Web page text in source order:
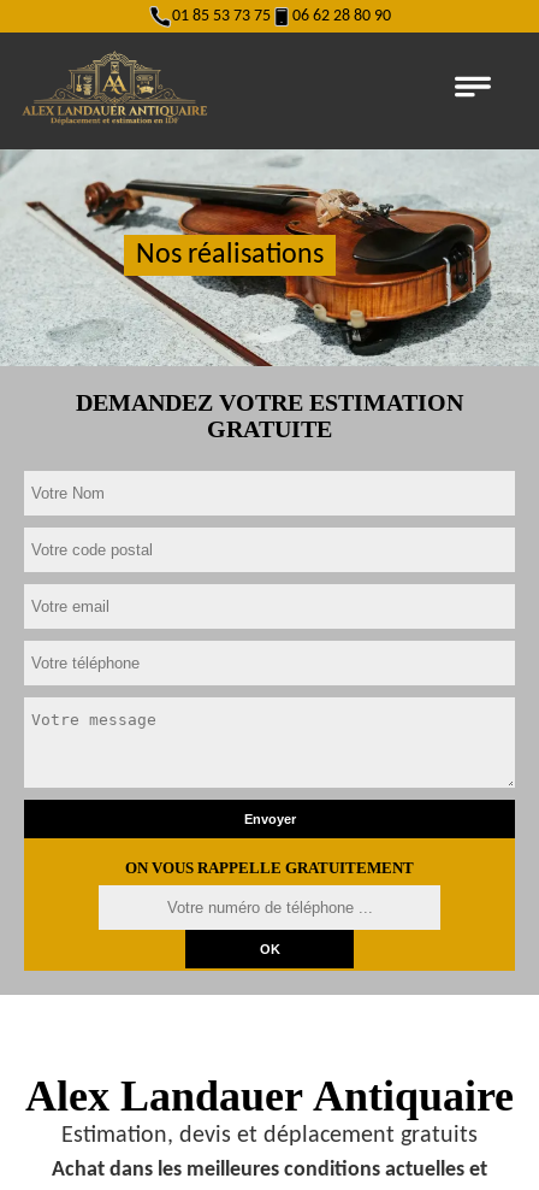
01 85 53 73 75 06 62 28 80 90
Nos réalisations
DEMANDEZ VOTRE ESTIMATION
GRATUITE
ON VOUS RAPPELLE GRATUITEMENT
Alex Landauer Antiquaire
Estimation, devis et déplacement gratuits
Achat dans les meilleures conditions actuelles et